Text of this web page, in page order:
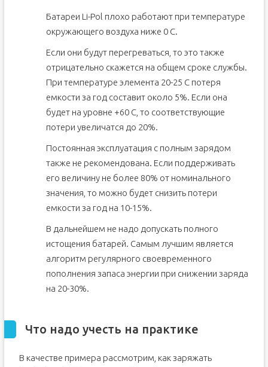
Батареи Li-Pol плохо работают при температуре
окружающего воздуха ниже 0 С.
Если они будут перегреваться, то это также
отрицательно скажется на общем сроке службы.
При температуре элемента 20-25 С потеря
емкости за год составит около 5%. Если она
будет на уровне +60 С, то соответствующие
потери увеличатся до 20%.
Постоянная эксплуатация с полным зарядом
также не рекомендована. Если поддерживать
его величину не более 80% от номинального
значения, то можно будет снизить потери
емкости за год на 10-15%.
В дальнейшем не надо допускать полного
истощения батарей. Самым лучшим является
алгоритм регулярного своевременного
пополнения запаса энергии при снижении заряда
на 20-30%.
Что надо учесть на практике
В качестве примера рассмотрим, как заряжать